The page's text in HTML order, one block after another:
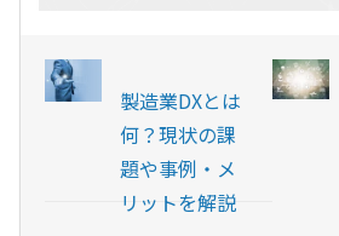
製造業DXとは
何？現状の課
題や事例・メ
リットを解説